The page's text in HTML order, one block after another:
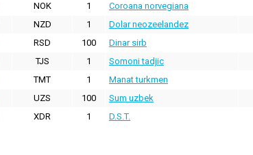
NOK
1 Coroana norvegiana
NZD
1 Dolar neozeelandez
RSD
100 Dinar sirb
TJS
1 Somoni tadjic
TMT
1 Manat turkmen
UZS
100 Sum uzbek
XDR
1 D.S.T.